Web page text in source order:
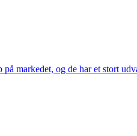
markedet, og de har et stort